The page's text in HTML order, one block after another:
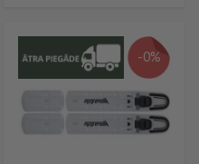
-0%